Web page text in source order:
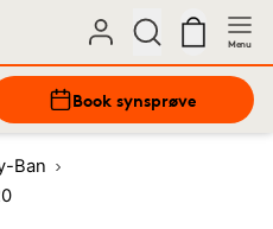
Menu
Book synsprøve
Ban